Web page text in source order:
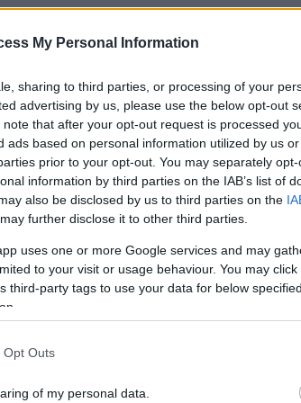
My Personal Information
sharing to third parties, or processing of your
advertising by us, please use the below opt-out
that after your opt-out request is processed
ads based on personal information utilized by us
prior to your opt-out. You may separately
information by third parties on the IAB’s list of
also be disclosed by us to third parties on the
further disclose it to other third parties.
uses one or more Google services and may
to your visit or usage behaviour. You may
third-party tags to use your data for below
Opt Outs
of my personal data.
στο Google Newsκαι μάθετε πρώτοι
από την Ελλάδα και τον Κόσμο, τη
ΠΡΟΣΘΗΚΗ ΣΧΟΛΙΟΥ